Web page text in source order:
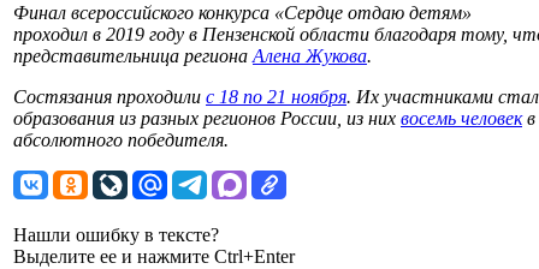
Финал всероссийского конкурса «Сердце отдаю детям»
проходил в 2019 году в Пензенской области благодаря тому,
представительница регионаАлена Жукова.
Состязания проходили с 18 по 21 ноября. Их участниками
образования из разных регионов России, из них восемь человекв
абсолютного победителя.
Нашли ошибку в тексте?
Выделите ее и нажмите Ctrl+Enter